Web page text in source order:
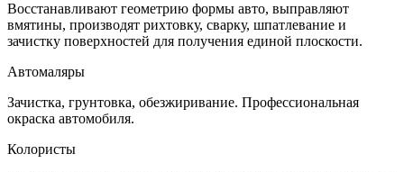
Восстанавливают геометрию формы авто, выправляют
вмятины, производят рихтовку, сварку, шпатлевание и
зачистку поверхностей для получения единой плоскости.
Автомаляры
Зачистка, грунтовка, обезжиривание. Профессиональная
окраска автомобиля.
Колористы